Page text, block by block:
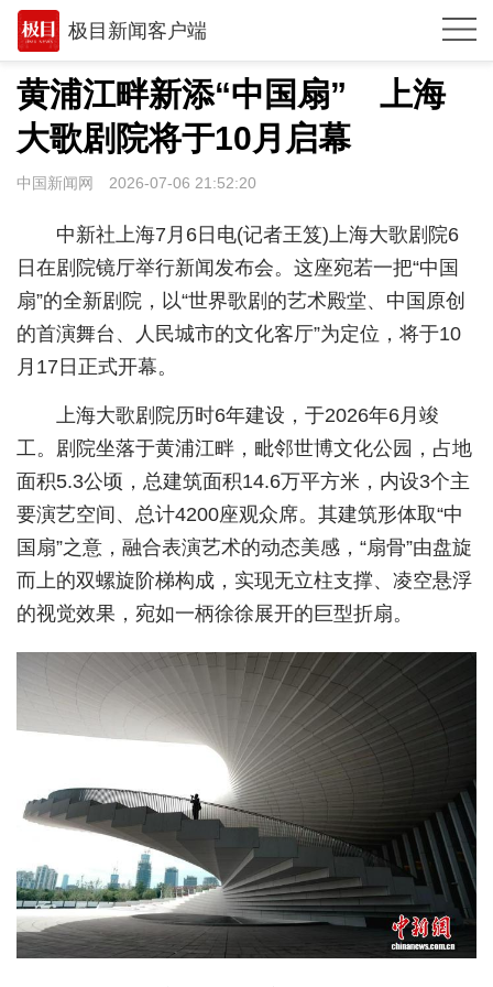
极目新闻客户端
推荐
体育
观点
湖北
武汉
世相
专题
极客圈
经济
城建
科教
汽车
消费
创意
黄浦江畔新添“中国扇” 上海
大歌剧院将于10月启幕
中国新闻网 2026-07-06 21:52:20
中新社上海7月6日电(记者王笈)上海大歌剧院6
日在剧院镜厅举行新闻发布会。这座宛若一把“中国
扇”的全新剧院，以“世界歌剧的艺术殿堂、中国原创
的首演舞台、人民城市的文化客厅”为定位，将于10
月17日正式开幕。
上海大歌剧院历时6年建设，于2026年6月竣
工。剧院坐落于黄浦江畔，毗邻世博文化公园，占地
面积5.3公顷，总建筑面积14.6万平方米，内设3个主
要演艺空间、总计4200座观众席。其建筑形体取“中
国扇”之意，融合表演艺术的动态美感，“扇骨”由盘旋
而上的双螺旋阶梯构成，实现无立柱支撑、凌空悬浮
的视觉效果，宛如一柄徐徐展开的巨型折扇。